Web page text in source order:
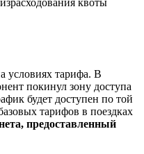
квоты
условиях тарифа. В
покинул зону доступа
будет доступен по той
тарифов в поездках
предоставленный